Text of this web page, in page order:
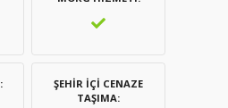
ŞEHIR İÇI CENAZE
TAŞIMA